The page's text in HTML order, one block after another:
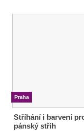
Praha
Stříhání i barvení
pánský střih